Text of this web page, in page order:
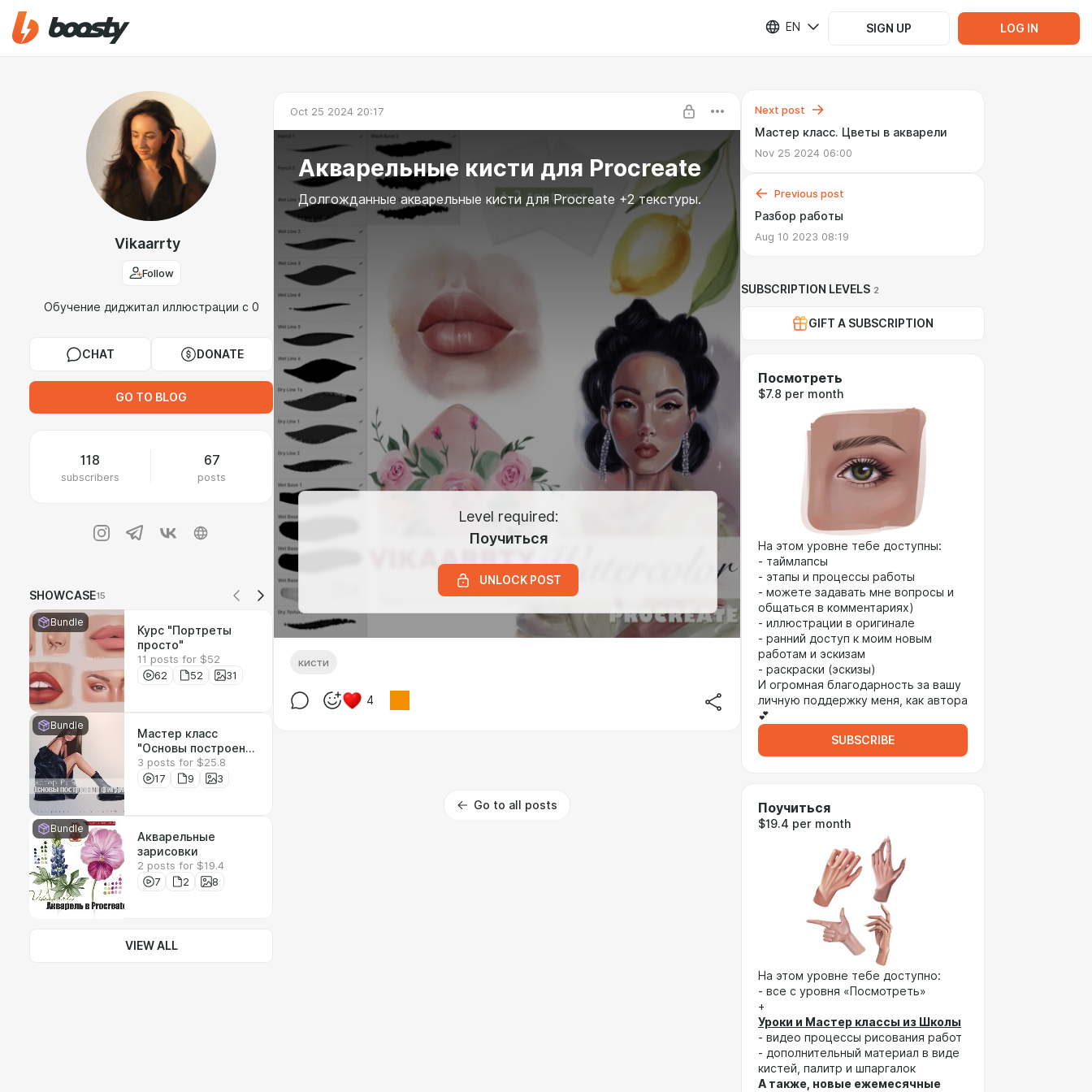
EN SIGN UP LOG IN
Vikaarrty
Follow
Обучение диджитал иллюстрации с 0
CHAT DONATE
GO TO BLOG
118
subscribers
67
posts
SHOWCASE15
Bundle
Курс "Портреты
просто"
11 posts for $52
62
52 31
Bundle
Мастер класс
"Основы построения
фигуры"
3 posts for $25.8
17
9 3
Bundle
Акварельные
зарисовки
2 posts for $19.4
7
2 8
VIEW ALL
Oct 25 2024 20:17
Акварельные кисти для Procreate
Долгожданные акварельные кисти для Procreate +2 текстуры.
Level required:
Поучиться
UNLOCK POST
кисти
4
Go to all posts
Next post
Мастер класс. Цветы в акварели
Nov 25 2024 06:00
Previous post
Разбор работы
Aug 10 2023 08:19
SUBSCRIPTION LEVELS 2
GIFT A SUBSCRIPTION
Посмотреть
$7.8 per month
На этом уровне тебе доступны:
- таймлапсы
- этапы и процессы работы
- можете задавать мне вопросы и
общаться в комментариях)
- иллюстрации в оригинале
- ранний доступ к моим новым
работам и эскизам
- раскраски (эскизы)
И огромная благодарность за вашу
личную поддержку меня, как автора
💕
SUBSCRIBE
Поучиться
$19.4 per month
На этом уровне тебе доступно:
- все с уровня «Посмотреть»
+
Уроки и Мастер классы из Школы
- видео процессы рисования работ
- дополнительный материал в виде
кистей, палитр и шпаргалок
А также, новые ежемесячные